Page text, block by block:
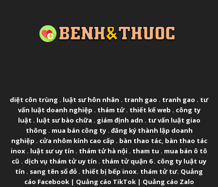
diệt côn trùng . luật sư hôn nhân . tranh gao . tranh gao . tư
vấn luật doanh nghiệp . thám tử. thiết kế web . công ty
luật . luật sư bào chữa . giám định adn . tư vấn luật giao
thông . mua bán công ty. đăng ký thành lập doanh
nghiệp . cửa nhôm kính cao cấp . bàn thao tác, bàn thao tác
inox . luật sư uy tín . thám tử hà nội . tham tu . mua bán ô tô
cũ . dịch vụ thám tử uy tín . thám tử quận 6. công ty luật uy
tín . sang tên sổ đỏ . thiết bị bếp inox. thám tử tư. Quảng
cáo Facebook| Quảng cáo TikTok| Quảng cáo Zalo